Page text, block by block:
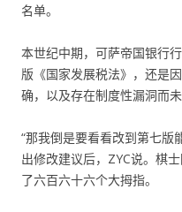
名单。
本世纪中期，可萨帝国银行
版《国家发展税法》，还是
确，以及存在制度性漏洞而未
“那我倒是要看看改到第七版
出修改建议后，ZYC说。棋
了六百六十六个大拇指。